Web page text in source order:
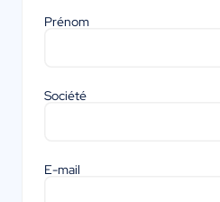
Prénom
Société
E-mail